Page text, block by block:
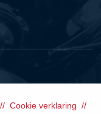
Cookie verklaring